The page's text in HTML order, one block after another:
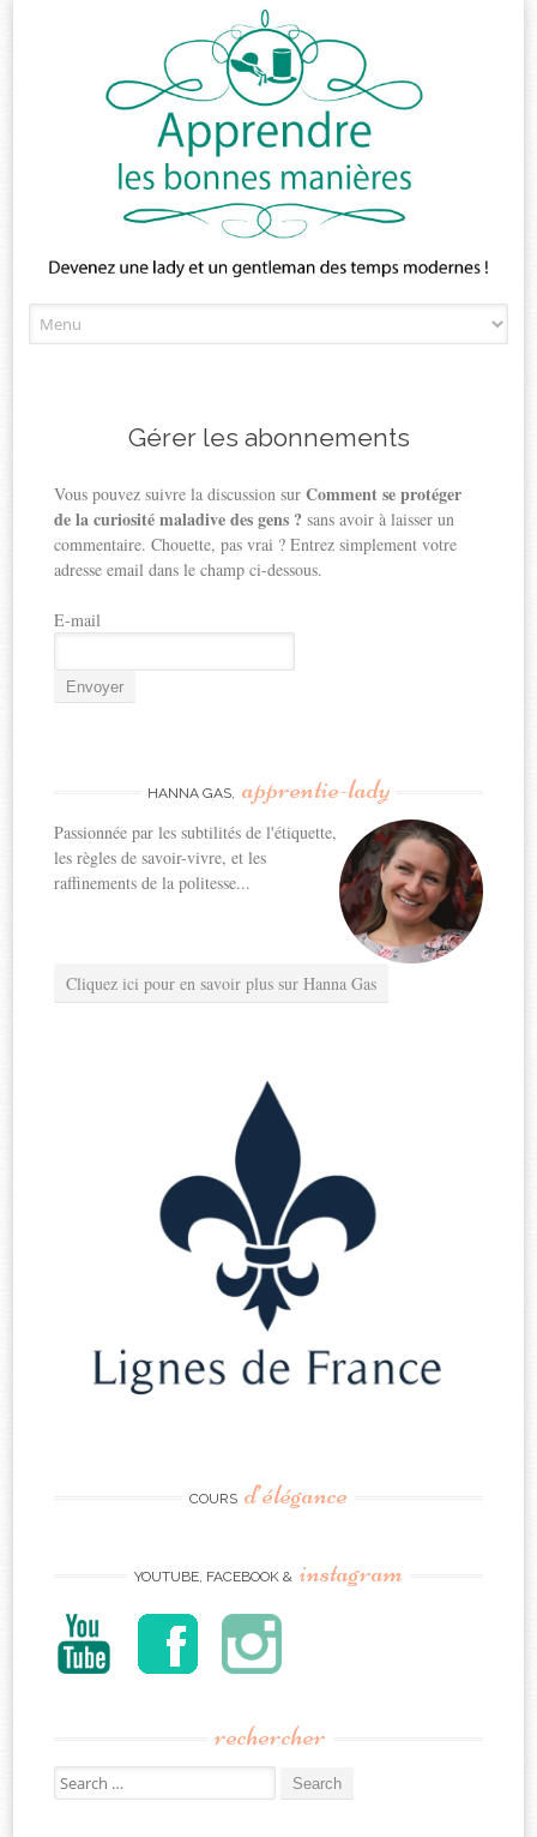
to
Gérer les abonnements
Vous pouvez suivre la discussion surComment se protéger
de la curiosité maladive des gens ? sans avoir à laisser un
commentaire. Chouette, pas vrai ? Entrez simplement votre
adresse email dans le champ ci-dessous.
E-mail
HANNA GAS, apprentie-lady
Passionnée par les subtilités de l'étiquette,
les règles de savoir-vivre, et les
raffinements de la politesse...
Cliquez ici pour en savoir plus sur Hanna Gas
COURS d’élégance
YOUTUBE, FACEBOOK & instagram
rechercher
Search
for: